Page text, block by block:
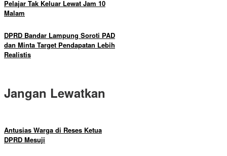
Pelajar Tak Keluar Lewat Jam 10
Malam
DPRD Bandar Lampung Soroti PAD
dan Minta Target Pendapatan Lebih
Realistis
Jangan Lewatkan
Antusias Warga di Reses Ketua
DPRD Mesuji